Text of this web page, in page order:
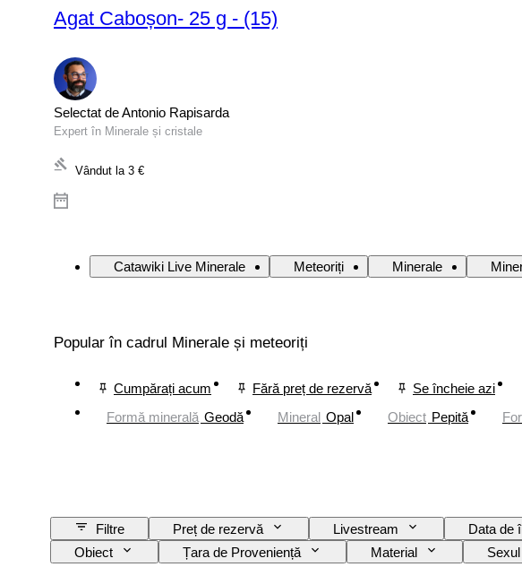
Agat Caboșon- 25 g - (15)
Selectat de Antonio Rapisarda
Expert în Minerale și cristale
Vândut la 3 €
Catawiki Live Minerale Meteoriți Minerale
Popular în cadrul Minerale și meteoriți
Cumpărați acum Fără preț de rezervă Se încheie azi
Formă minerală Geodă Mineral Opal Obiect Pepită
Filtre Preț de rezervă Livestream Data de
Obiect
Țara de Proveniență Material Sexul